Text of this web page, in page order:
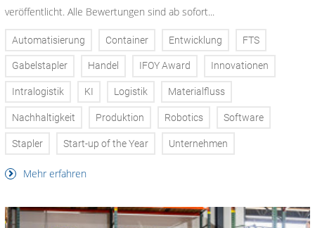
veröffentlicht. Alle Bewertungen sind ab sofort...
Automatisierung Container Entwicklung FTS
Gabelstapler Handel IFOY Award Innovationen
Intralogistik KI Logistik Materialfluss
Nachhaltigkeit Produktion Robotics Software
Stapler Start-up of the Year Unternehmen
Mehr erfahren